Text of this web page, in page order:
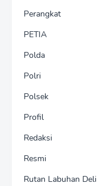
Perangkat
PETIA
Polda
Polri
Polsek
Profil
Redaksi
Resmi
Rutan Labuhan Deli